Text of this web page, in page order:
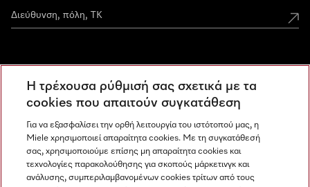
Ανακαλύψτε τα Miele Experience Center
Newsletter
Η τρέχουσα ρύθμισή σας σχετικά με τα
cookies που απαιτούν συγκατάθεση
Για να εξασφαλίσει την ορθή λειτουργία του ιστότοπού μας, η
Miele χρησιμοποιεί απαραίτητα cookies. Με τη συγκατάθεσή
σας, χρησιμοποιούμε επίσης μη απαραίτητα cookies και
τεχνολογίες παρακολούθησης για σκοπούς μάρκετινγκ και
ανάλυσης, συμπεριλαμβανομένων cookies τρίτων από τους